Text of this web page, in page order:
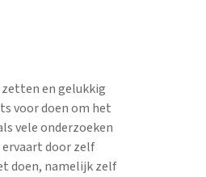
en gelukkig
voor doen om het
vele onderzoeken
door zelf
doen, namelijk zelf